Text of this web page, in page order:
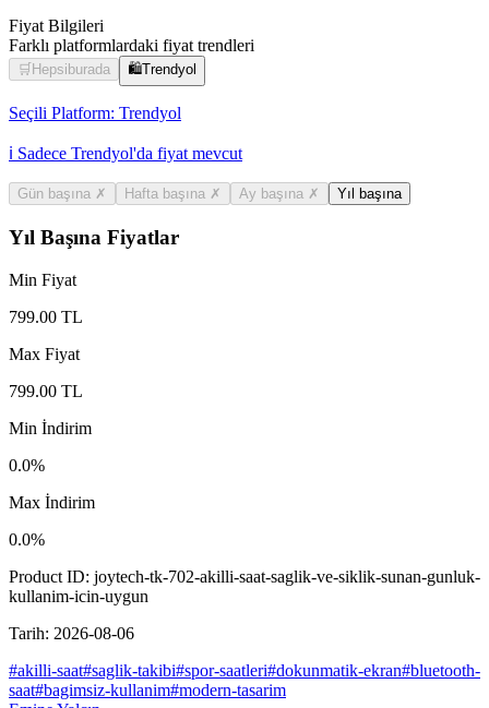
Fiyat Bilgileri
Farklı platformlardaki fiyat trendleri
🛒 Hepsiburada 🛍️Trendyol
Seçili Platform: Trendyol
ℹ️ Sadece Trendyol'da fiyat mevcut
Gün başına ✗ Hafta başına ✗ Ay başına ✗ Yıl başına
Yıl Başına Fiyatlar
Min Fiyat
799.00 TL
Max Fiyat
799.00 TL
Min İndirim
0.0%
Max İndirim
0.0%
Product ID: joytech-tk-702-akilli-saat-saglik-ve-siklik-sunan-gunluk-
kullanim-icin-uygun
Tarih: 2026-08-06
#akilli-saat#saglik-takibi#spor-saatleri#dokunmatik-ekran#bluetooth-
saat#bagimsiz-kullanim#modern-tasarim